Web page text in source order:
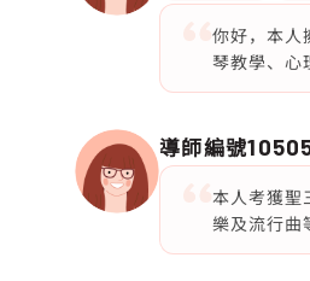
你好，本人
琴教學、心
導師編號
本人考獲聖
樂及流行曲